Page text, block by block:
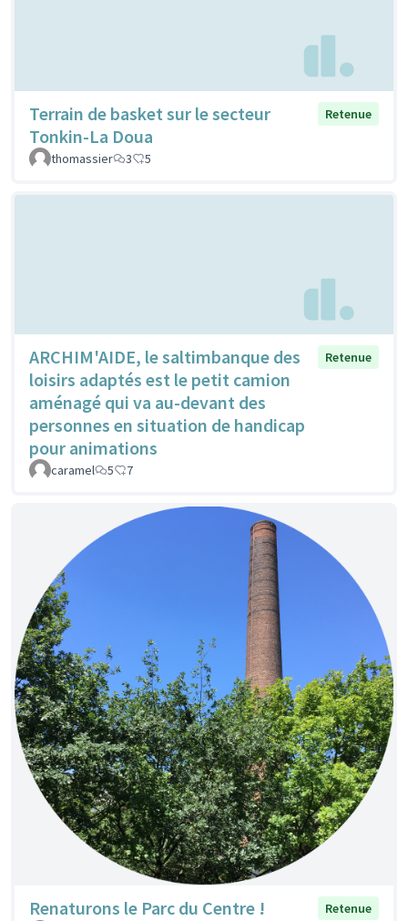
Terrain de basket sur le secteur
Tonkin-La Doua
Retenue
thomassier 3 5
ARCHIM'AIDE, le saltimbanque des
loisirs adaptés est le petit camion
aménagé qui va au-devant des
personnes en situation de handicap
pour animations
Retenue
caramel 5 7
Renaturons le Parc du Centre !
Retenue